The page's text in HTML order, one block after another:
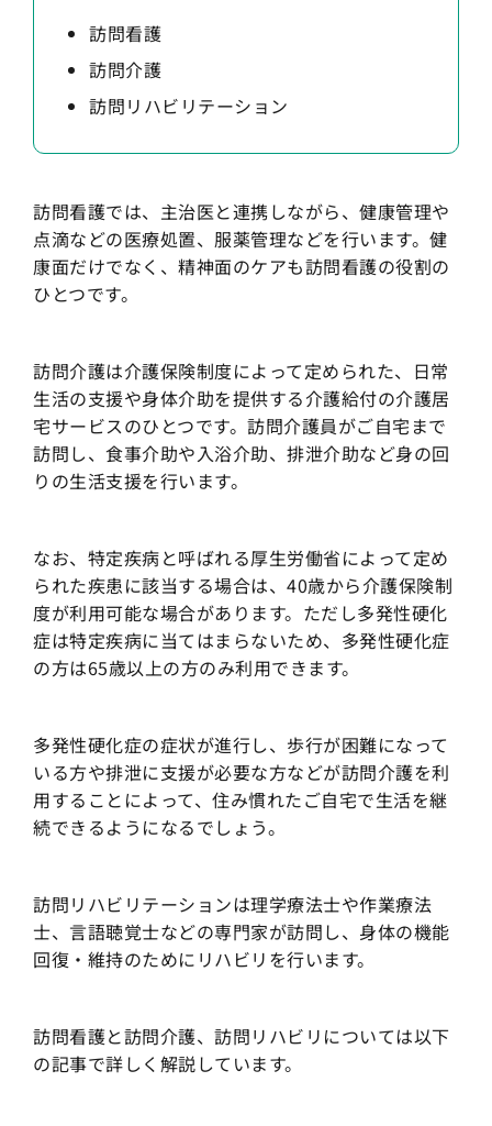
訪問看護
訪問介護
訪問リハビリテーション
訪問看護では、主治医と連携しながら、健康管理や
点滴などの医療処置、服薬管理などを行います。健
康面だけでなく、精神面のケアも訪問看護の役割の
ひとつです。
訪問介護は介護保険制度によって定められた、日常
生活の支援や身体介助を提供する介護給付の介護居
宅サービスのひとつです。訪問介護員がご自宅まで
訪問し、食事介助や入浴介助、排泄介助など身の回
りの生活支援を行います。
なお、特定疾病と呼ばれる厚生労働省によって定め
られた疾患に該当する場合は、40歳から介護保険制
度が利用可能な場合があります。ただし多発性硬化
症は特定疾病に当てはまらないため、多発性硬化症
の方は65歳以上の方のみ利用できます。
多発性硬化症の症状が進行し、歩行が困難になって
いる方や排泄に支援が必要な方などが訪問介護を利
用することによって、住み慣れたご自宅で生活を継
続できるようになるでしょう。
訪問リハビリテーションは理学療法士や作業療法
士、言語聴覚士などの専門家が訪問し、身体の機能
回復・維持のためにリハビリを行います。
訪問看護と訪問介護、訪問リハビリについては以下
の記事で詳しく解説しています。